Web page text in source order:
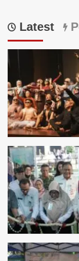
Latest